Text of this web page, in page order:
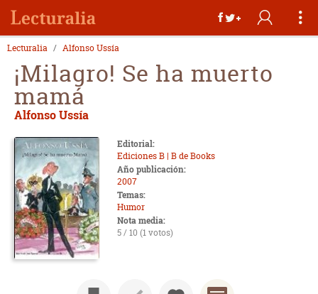
Lecturalia Alfonso Ussía
¡Milagro! Se ha muerto
mamá
Alfonso Ussía
Editorial:
Ediciones B | B de Books
Año publicación:
2007
Temas:
Humor
Nota media:
5 / 10 (1 votos)